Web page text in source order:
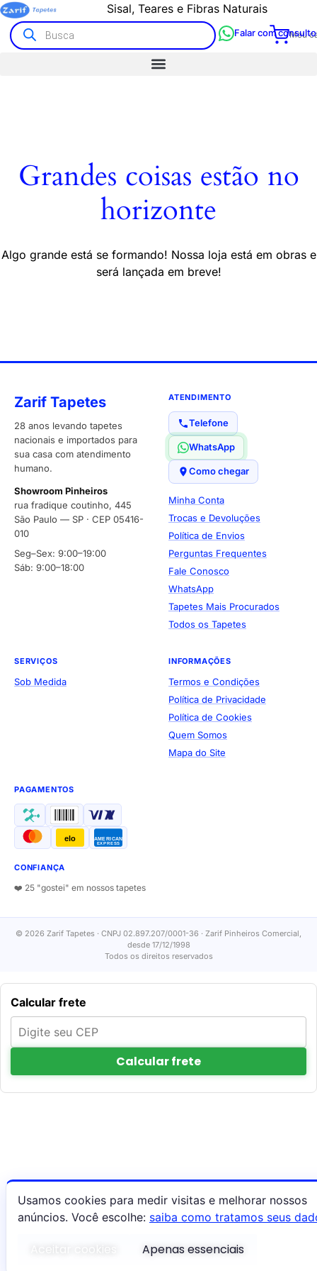
Sisal, Teares e Fibras Naturais
Meu
Falar com
Grandes coisas estão no
horizonte
Algo grande está se formando! Nossa loja está em obras e
será lançada em breve!
Zarif Tapetes
28 anos levando tapetes
nacionais e importados para
sua casa com atendimento
humano.
Showroom Pinheiros
rua fradique coutinho, 445
São Paulo — SP · CEP 05416-
010
Seg–Sex: 9:00–19:00
Sáb: 9:00–18:00
ATENDIMENTO
Telefone
WhatsApp
Como chegar
Minha Conta
Trocas e Devoluções
Política de Envios
Perguntas Frequentes
Fale Conosco
WhatsApp
Tapetes Mais Procurados
Todos os Tapetes
SERVIÇOS
Sob Medida
INFORMAÇÕES
Termos e Condições
Política de Privacidade
Política de Cookies
Quem Somos
Mapa do Site
PAGAMENTOS
elo AMERICAN
EXPRESS
CONFIANÇA
❤️ 25 "gostei" em nossos tapetes
© 2026 Zarif Tapetes · CNPJ 02.897.207/0001-36 · Zarif Pinheiros Comercial,
desde 17/12/1998
Todos os direitos reservados
Calcular frete
Calcular frete
Usamos cookies para medir visitas e melhorar nossos
anúncios. Você escolhe: saiba como tratamos seus
Apenas essenciais